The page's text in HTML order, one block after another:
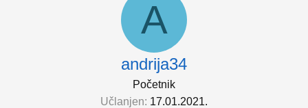
A
andrija34
Početnik
Učlanjen 17.01.2021.